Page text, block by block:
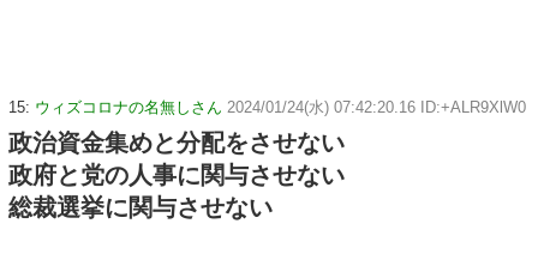
15: ウィズコロナの名無しさん 2024/01/24(水) 07:42:20.16 ID:+ALR9XlW0
政治資金集めと分配をさせない
政府と党の人事に関与させない
総裁選挙に関与させない